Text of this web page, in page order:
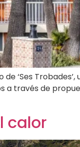
‘Ses Trobades’,
a través de
calor